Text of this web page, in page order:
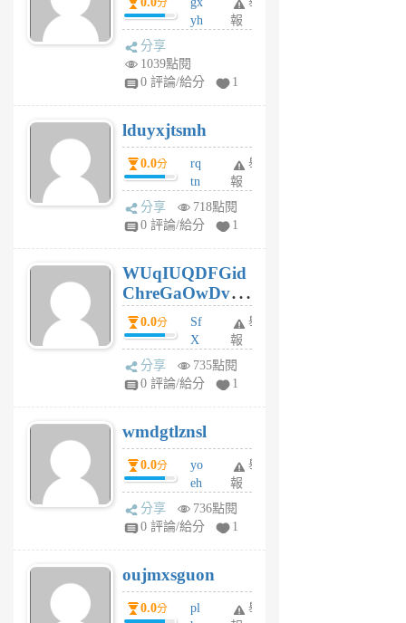
個
月
分
yh
jl
月
前
報
分享
1039點閱
0 評論/給分
1
lduyxjtsmh
0.0分
rq
tn
jt
gl
個
月
前
舉
報
分享
718點閱
0 評論/給分
1
WUqIUQDFGid
ChreGaOwDv
dY0.0分
Sf
X
Pe
Jc
R
P
m
v
A
V
個
月
前
舉
報
分享
735點閱
0 評論/給分
1
wmdgtlznsl
0.0分
yo
eh
ld
gy
個
月
前
舉
報
分享
736點閱
0 評論/給分
1
oujmxsguon
0.0分
pl
舉